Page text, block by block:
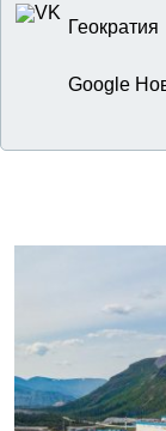
Геократия
Google